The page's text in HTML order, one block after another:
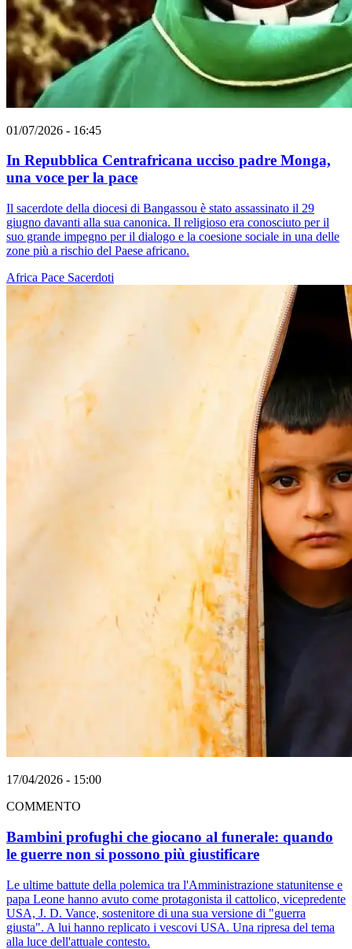
01/07/2026 - 16:45
In Repubblica Centrafricana ucciso padre Monga,
una voce per la pace
Il sacerdote della diocesi di Bangassou è stato assassinato il 29
giugno davanti alla sua canonica. Il religioso era conosciuto per il
suo grande impegno per il dialogo e la coesione sociale in una delle
zone più a rischio del Paese africano.
Africa Pace Sacerdoti
17/04/2026 - 15:00
COMMENTO
Bambini profughi che giocano al funerale: quando
le guerre non si possono più giustificare
Le ultime battute della polemica tra l'Amministrazione statunitense e
papa Leone hanno avuto come protagonista il cattolico, vicepredente
USA, J. D. Vance, sostenitore di una sua versione di "guerra
giusta". A lui hanno replicato i vescovi USA. Una ripresa del tema
alla luce dell'attuale contesto.